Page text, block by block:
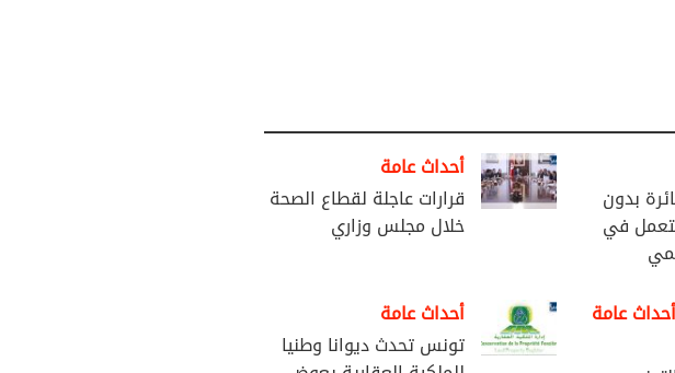
بدون
في
أحداث عامة
قرارات عاجلة لقطاع الصحة
خلال مجلس وزاري
أحداث عامة
أحداث عامة
تونس تحدث ديوانا وطنيا